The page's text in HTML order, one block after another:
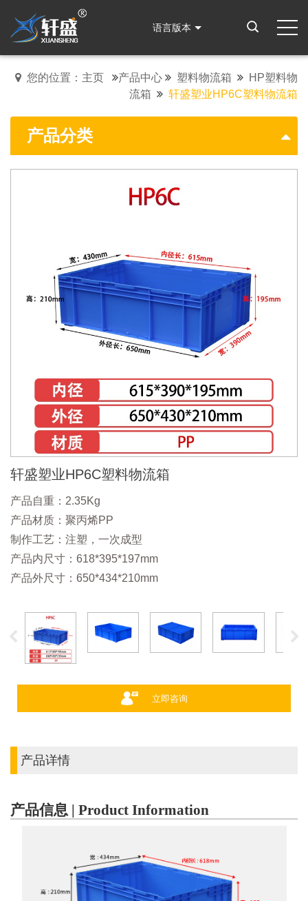
语言版本
您的位置：主页 产品中心 塑料物流箱
HP塑料物
流箱
轩盛塑业HP6C塑料物流箱
产品分类
轩盛塑业HP6C塑料物流箱
产品自重：2.35Kg
产品材质：聚丙烯PP
制作工艺：注塑，一次成型
产品内尺寸：618*395*197mm
产品外尺寸：650*434*210mm
立即咨询
产品详情
产品信息 | Product Information